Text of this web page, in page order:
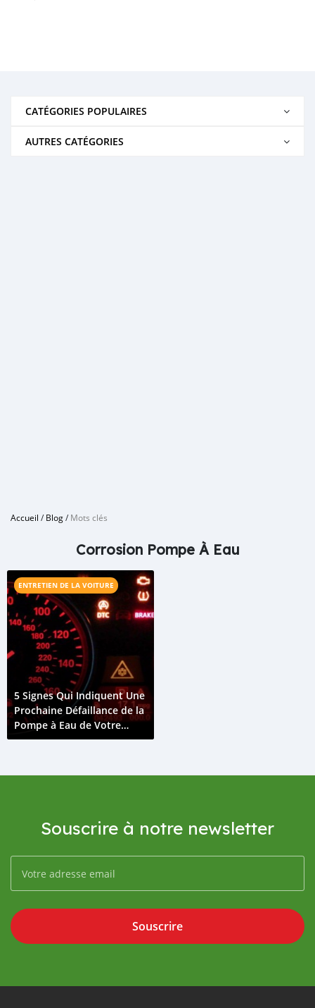
CATÉGORIES POPULAIRES
AUTRES CATÉGORIES
Accueil /Blog/Mots clés
Corrosion Pompe À Eau
ENTRETIEN DE LA VOITURE
5 Signes Qui Indiquent Une
Prochaine Défaillance de la
Pompe à Eau de Votre
BMW
Souscrire à notre newsletter
Souscrire